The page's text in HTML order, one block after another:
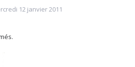
12 janvier 2011